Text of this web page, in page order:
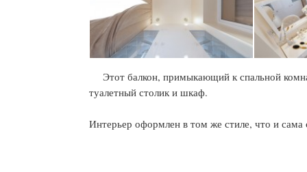
Этот балкон, примыкающий к спальной
туалетный столик и шкаф.
Интерьер оформлен в том же стиле, что и сама